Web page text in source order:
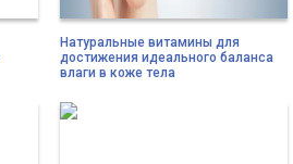
Натуральные витамины для
достижения идеального баланса
влаги в коже тела